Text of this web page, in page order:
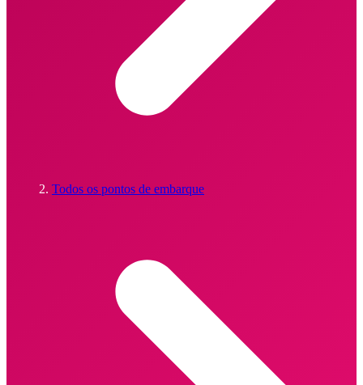
Todos os pontos de embarque